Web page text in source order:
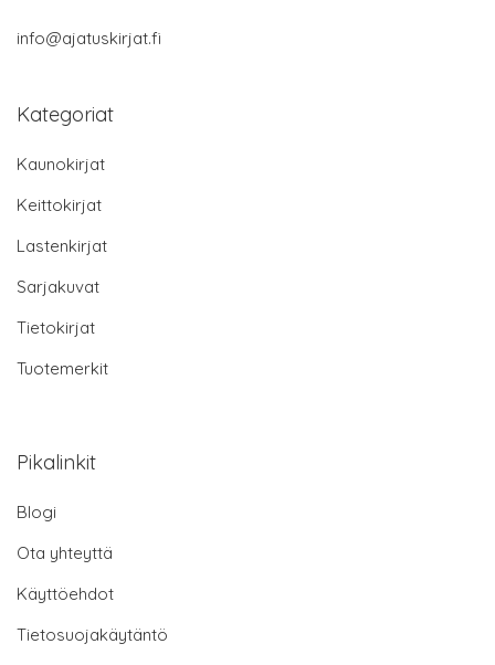
info@ajatuskirjat.fi
Kategoriat
Kaunokirjat
Keittokirjat
Lastenkirjat
Sarjakuvat
Tietokirjat
Tuotemerkit
Pikalinkit
Blogi
Ota yhteyttä
Käyttöehdot
Tietosuojakäytäntö